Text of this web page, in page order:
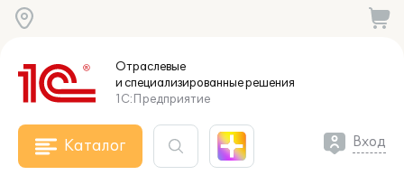
Отраслевые
и специализированныерешения
1С:Предприятие
Каталог Вход